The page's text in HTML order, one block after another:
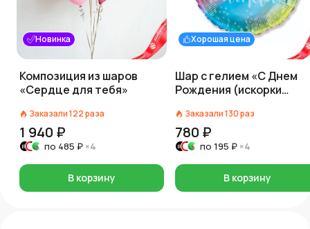
Новинка
Композиция из шаров
«Сердце для тебя»
Заказали122раза
1 940 ₽
по 485 ₽ ×4
В корзину
Хорошая цена
Шар с гелием «С Днем
Рождения (искорки
радуга, градиент
Заказали130раз
780 ₽
по 195 ₽ ×4
В корзину